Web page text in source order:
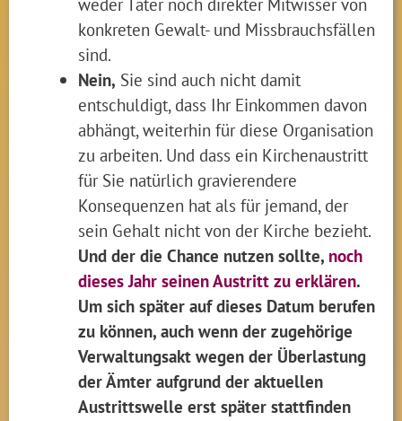
konkreten Gewalt- und Missbrauchsfällen
sind.
Nein, Sie sind auch nicht damit
entschuldigt, dass Ihr Einkommen davon
abhängt, weiterhin für diese Organisation
zu arbeiten. Und dass ein Kirchenaustritt
für Sie natürlich gravierendere
Konsequenzen hat als für jemand, der
sein Gehalt nicht von der Kirche bezieht.
Und der die Chance nutzen sollte, noch
dieses Jahr seinen Austritt zu erklären.
Um sich später auf dieses Datum berufen
zu können, auch wenn der zugehörige
Verwaltungsakt wegen der Überlastung
der Ämter aufgrund der aktuellen
Austrittswelle erst später stattfinden